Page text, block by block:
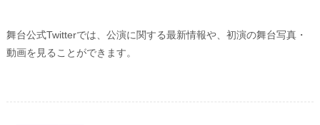
舞台公式Twitterでは、公演に関する最新情報や、初演の舞台写真・
動画を見ることができます。